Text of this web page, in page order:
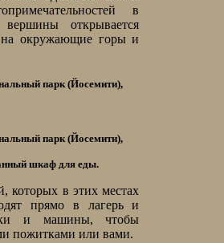
в
открывается
окружающие горы и
шкаф для еды.
которых в этих местах
прямо в лагерь и
и машины, чтобы
пожитками или вами.